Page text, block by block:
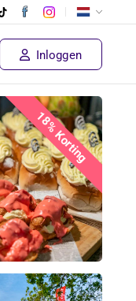
Inloggen
18% Korting